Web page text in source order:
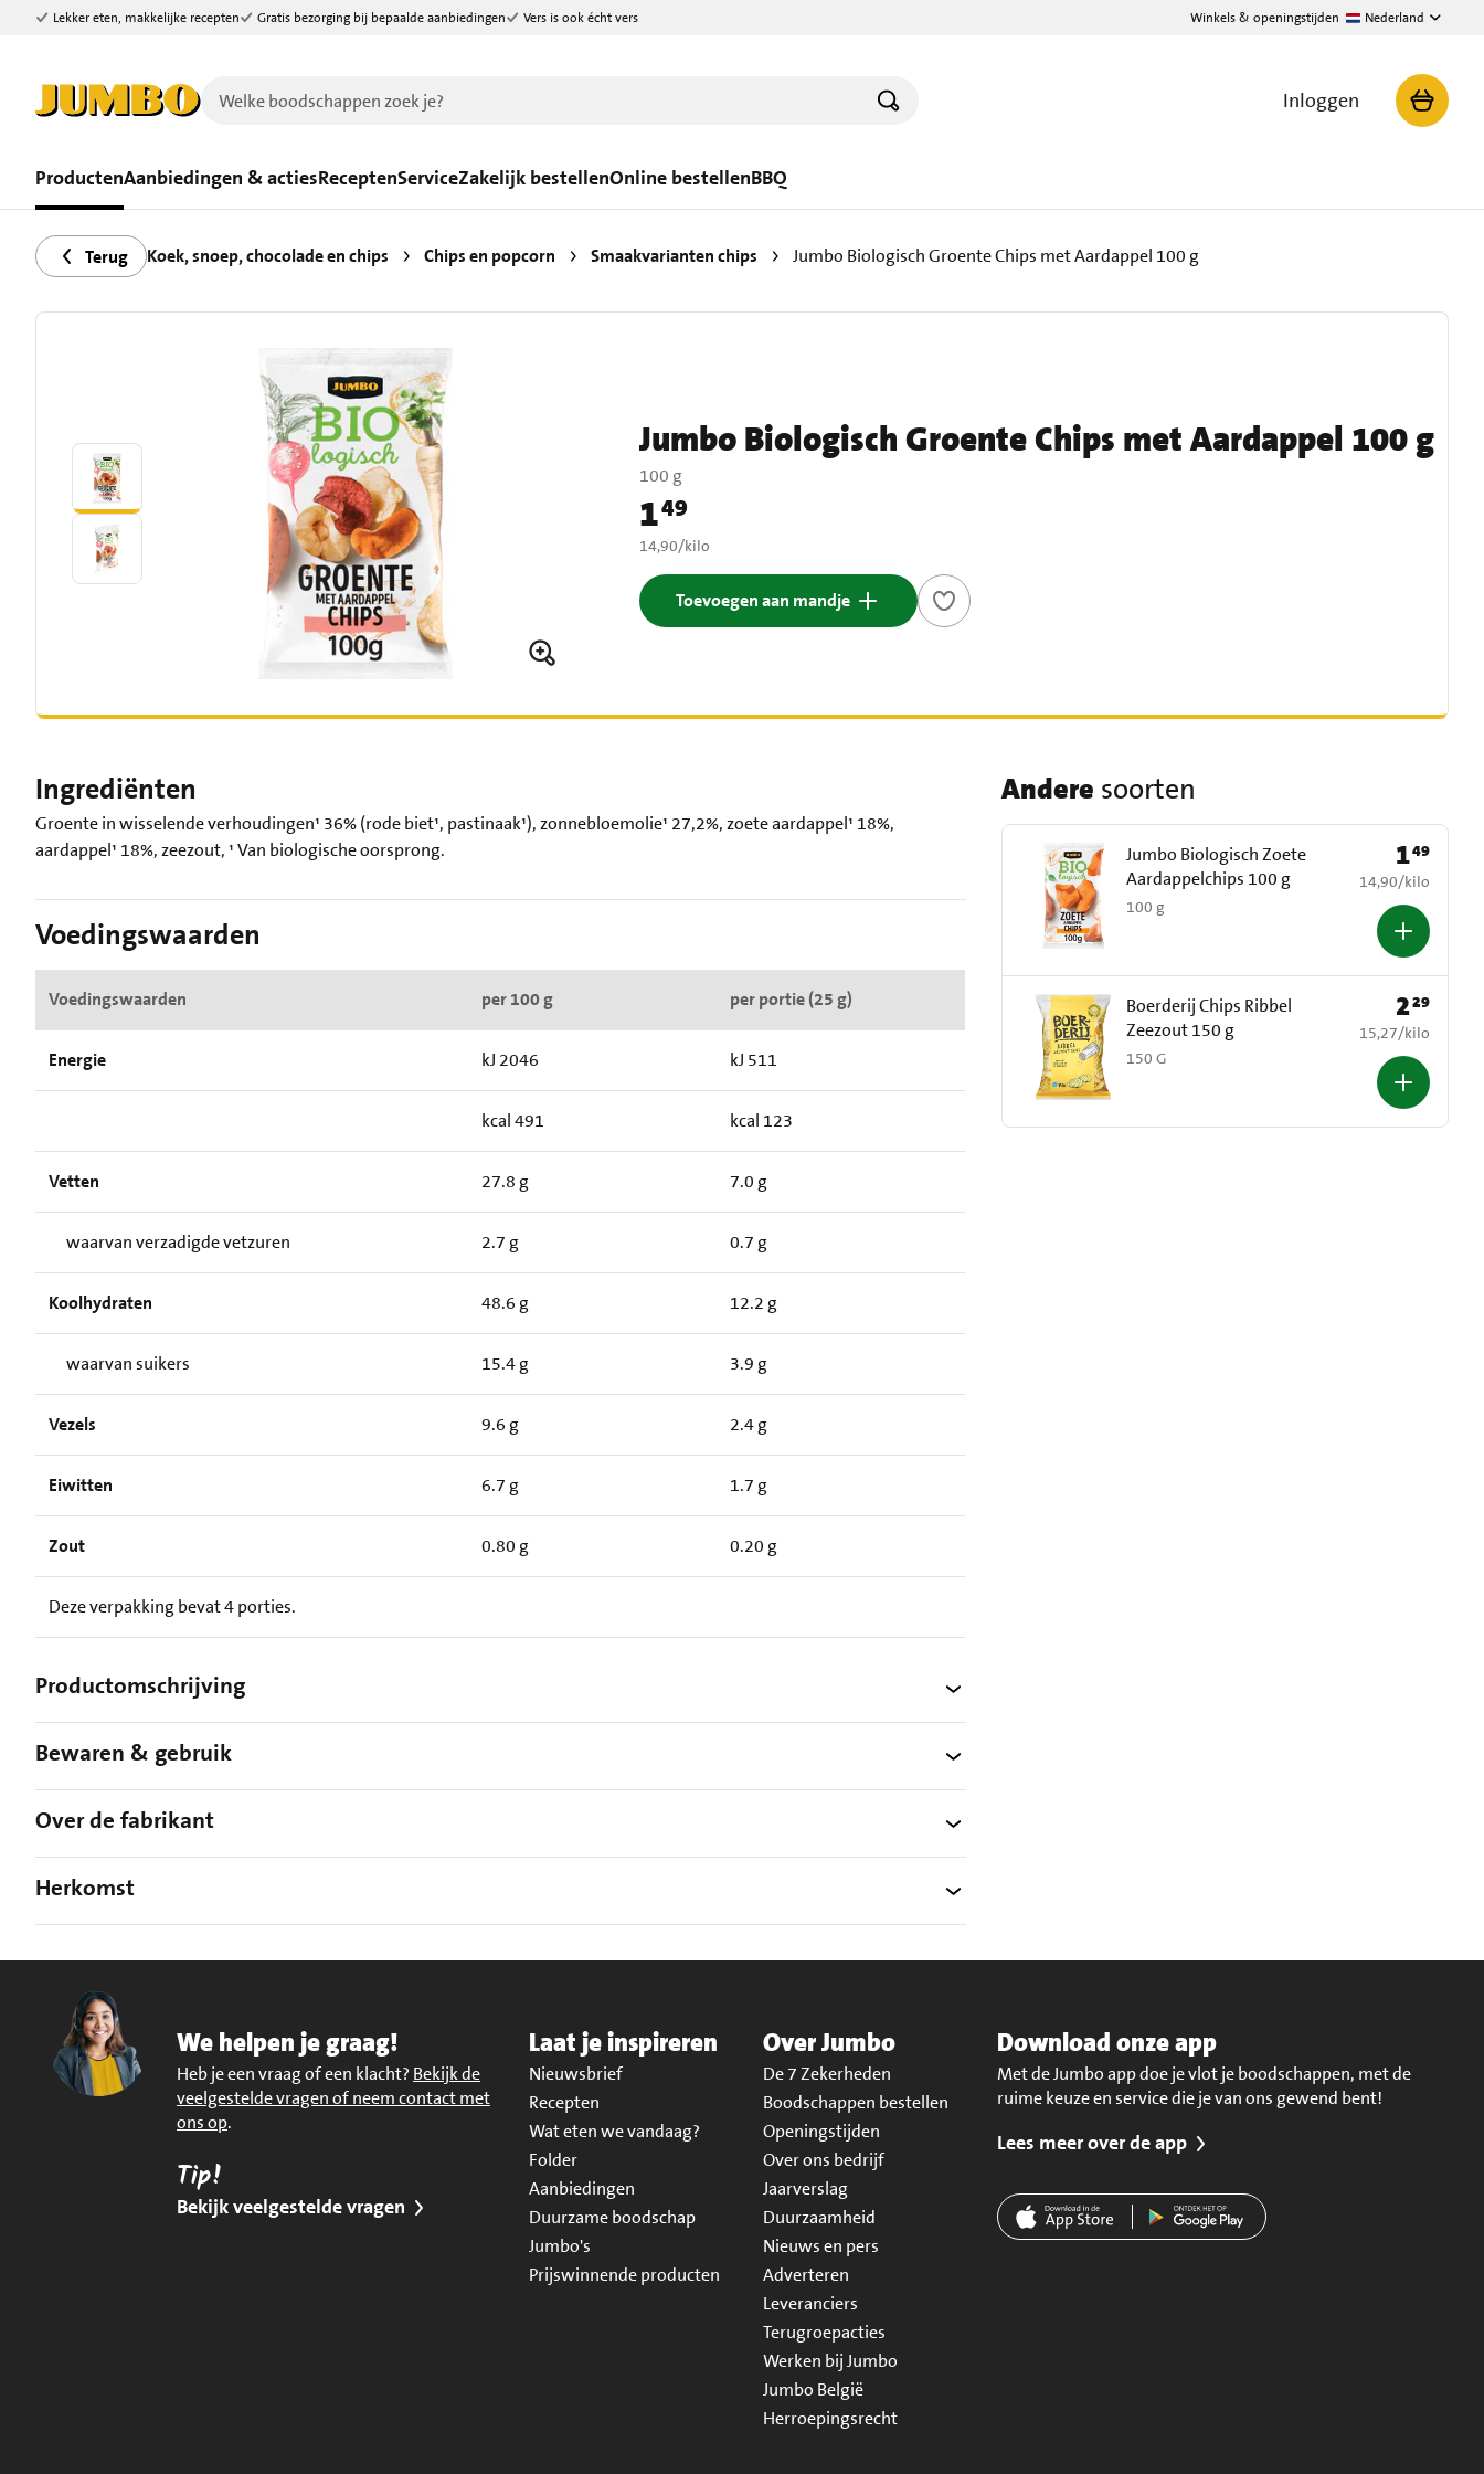
Ga naar zoeken
Ga naar hoofdinhoud
Lekker eten, makkelijke recepten Gratis bezorging bij bepaalde aanbiedingen Vers is ook écht vers Winkels & openingstijden Nederland
Inloggen
ProductenAanbiedingen & actiesReceptenServiceZakelijk bestellenOnline bestellenBBQ
Terug Koek, snoep, chocolade en chips Chips en popcorn Smaakvarianten chips Jumbo Biologisch Groente Chips met Aardappel 100 g
Jumbo Biologisch Groente Chips met Aardappel 100 g
100 g
Prijs: € 1,49
149
€ 14,90 per kilo
14,90/kilo
Toevoegen aan mandje
Ingrediënten
Groente in wisselende verhoudingen¹ 36% (rode biet¹, pastinaak¹), zonnebloemolie¹ 27,2%, zoete aardappel¹ 18%,
aardappel¹ 18%, zeezout, ¹ Van biologische oorsprong.
Voedingswaarden
Voedingswaarden per 100 g per portie (25 g)
Energie kJ 2046 kJ 511
kcal 491 kcal 123
Vetten 27.8 g 7.0 g
waarvan verzadigde vetzuren 2.7 g 0.7 g
Koolhydraten 48.6 g 12.2 g
waarvan suikers 15.4 g 3.9 g
Vezels 9.6 g 2.4 g
Eiwitten 6.7 g 1.7 g
Zout 0.80 g 0.20 g
Deze verpakking bevat 4 porties.
Productomschrijving
Bewaren & gebruik
Over de fabrikant
Herkomst
Andere soorten
Jumbo Biologisch Zoete
Aardappelchips 100 g
100 g
Prijs: € 1,49
149
€ 14,90 per kilo
14,90/kilo
Boerderij Chips Ribbel
Zeezout 150 g
150 G
Prijs: € 2,29
229
€ 15,27 per kilo
15,27/kilo
We helpen je graag!
Heb je een vraag of een klacht? Bekijk de
veelgestelde vragen of neem contact met
ons op.
Tip!
Bekijk veelgestelde vragen
Laat je inspireren
Nieuwsbrief
Recepten
Wat eten we vandaag?
Folder
Aanbiedingen
Duurzame boodschap
Jumbo's
Prijswinnende producten
Over Jumbo
De 7 Zekerheden
Boodschappen bestellen
Openingstijden
Over ons bedrijf
Jaarverslag
Duurzaamheid
Nieuws en pers
Adverteren
Leveranciers
Terugroepacties
Werken bij Jumbo
Jumbo België
Herroepingsrecht
Download onze app
Met de Jumbo app doe je vlot je boodschappen, met de
ruime keuze en service die je van ons gewend bent!
Lees meer over de app